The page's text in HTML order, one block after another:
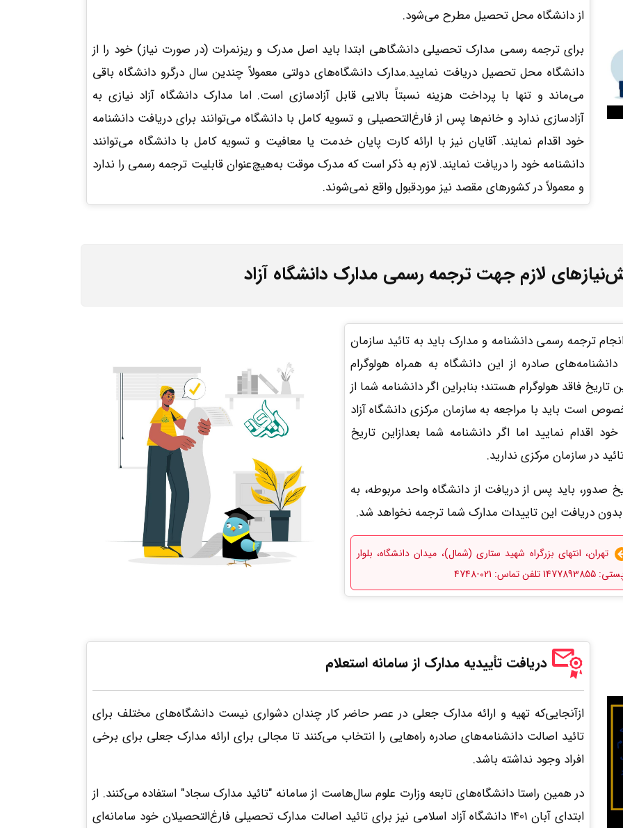
از دانشگاه محل تحصیل مطرح می‌شود.
برای ترجمه رسمی مدارک تحصیلی دانشگاهی ابتدا باید اصل مدرک و ریزنمرات (در صورت نیاز) خود را از
دانشگاه محل تحصیل دریافت نمایید.مدارک دانشگاه‌های دولتی معمولاً چندین سال درگرو دانشگاه باقی
می‌ماند و تنها با پرداخت هزینه نسبتاً بالایی قابل آزادسازی است. اما مدارک دانشگاه آزاد نیازی به
آزادسازی ندارد و خانم‌ها پس از فارغ‌التحصیلی و تسویه کامل با دانشگاه می‌توانند برای دریافت دانشنامه
خود اقدام نمایند. آقایان نیز با ارائه کارت پایان خدمت یا معافیت و تسویه کامل با دانشگاه می‌توانند
دانشنامه خود را دریافت نمایند. لازم به ذکر است که مدرک موقت به‌هیچ‌عنوان قابلیت ترجمه رسمی را ندارد
و معمولاً در کشورهای مقصد نیز موردقبول واقع نمی‌شوند.
لازم جهت ترجمه رسمی مدارک دانشگاه آزاد
ترجمه رسمی دانشنامه و مدارک باید به تائید سازمان
این دانشگاه برسد. از تاریخ 1388/11/1 دانشنامه‌های صادره از این دانشگاه به همراه هولوگرام
فاقد هولوگرام هستند؛ بنابراین اگر دانشنامه شما از
است باید با مراجعه به سازمان مرکزی دانشگاه آزاد
اقدام نمایید اما اگر دانشنامه شما بعدازاین تاریخ
در سازمان مرکزی ندارید.
صدور، باید پس از دریافت از دانشگاه واحد مربوطه، به
بدون دریافت این تاییدات مدارک شما ترجمه نخواهد شد.
تهران، انتهای بزرگراه شهید ستاری (شمال)، میدان دانشگاه، بلوار
021-4748
دریافت تأییدیه مدارک از سامانه استعلام
ازآنجایی‌که تهیه و ارائه مدارک جعلی در عصر حاضر کار چندان دشواری نیست دانشگاه‌های مختلف برای
تائید اصالت دانشنامه‌های صادره راه‌هایی را انتخاب می‌کنند تا مجالی برای ارائه مدارک جعلی برای برخی
افراد وجود نداشته باشد.
در همین راستا دانشگاه‌های تابعه وزارت علوم سال‌هاست از سامانه "تائید مدارک سجاد" استفاده می‌کنند. از
ابتدای آبان 1401 دانشگاه آزاد اسلامی نیز برای تائید اصالت مدارک تحصیلی فارغ‌التحصیلان خود سامانه‌ای